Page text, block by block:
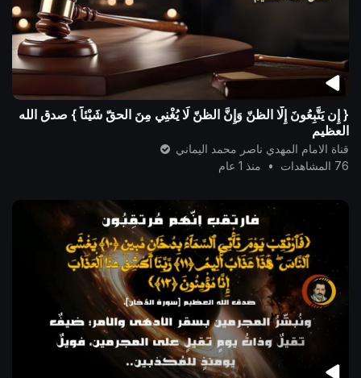
{ إِن يَتَّبِعُونَ إِلَّا الظنّ وَإِنَّ الظنّ لَا يُغْنِي مِنَ الحقّ شَيْئاً } صدق الله
العظيم
قناة الامام المهدي ناصر محمد اليماني
76 المشاهدات
• منذ 1 عام